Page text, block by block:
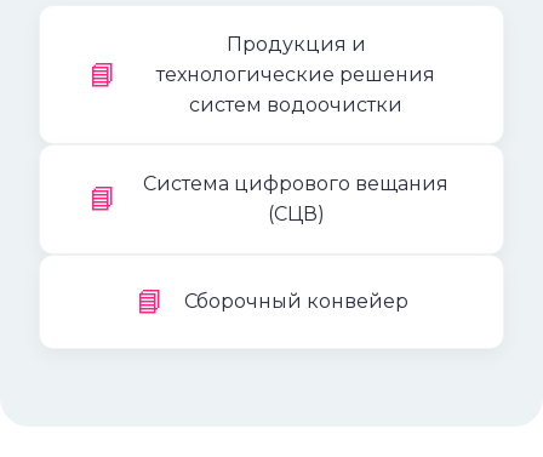
📘
Продукция и
технологические решения
систем водоочистки
📘
Cистема цифрового вещания
(СЦВ)
📘 Сборочный конвейер